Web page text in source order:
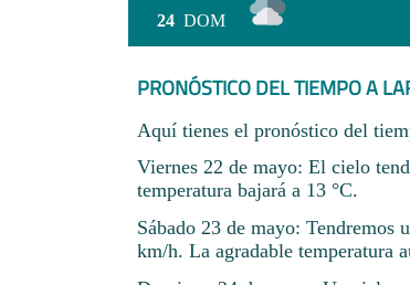
24 DOM
PRONÓSTICO DEL TIEMPO A
Aquí tienes el pronóstico del
Viernes 22 de mayo: El cielo
temperatura bajará a 13 °C.
Sábado 23 de mayo:
km/h. La agradable temperatura